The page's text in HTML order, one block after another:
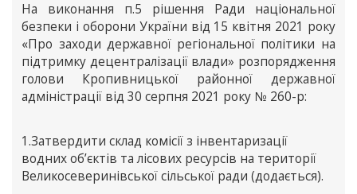
На виконання п.5 рішення Ради національної
безпеки і оборони України від 15 квітня 2021 року
«Про заходи державної регіональної політики на
підтримку децентралізації влади» розпорядження
голови Кропивницької районної державної
адміністрації від 30 серпня 2021 року № 260-р:
1.Затвердити склад комісії з інвентаризації
водних об’єктів та лісових ресурсів на території
Великосеверинівської сільської ради (додається).